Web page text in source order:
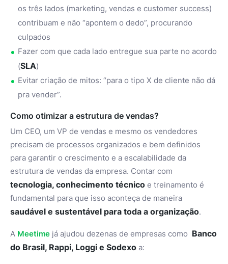
os três lados (marketing, vendas e customer success)
contribuam e não “apontem o dedo”, procurando
culpados
Fazer com que cada lado entregue sua parte no acordo
(SLA)
Evitar criação de mitos: “para o tipo X de cliente não dá
pra vender”.
Como otimizar a estrutura de vendas?
Um CEO, um VP de vendas e mesmo os vendedores
precisam de processos organizados e bem definidos
para garantir o crescimento e a escalabilidade da
estrutura de vendas da empresa. Contar com
tecnologia, conhecimento técnico e treinamento é
fundamental para que isso aconteça de maneira
saudável e sustentável para toda a organização.
A Meetime já ajudou dezenas de empresas como Banco
do Brasil, Rappi, Loggi e Sodexo a: